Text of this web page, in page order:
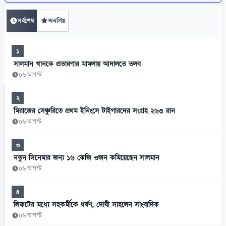
সর্বশেষ জনপ্রিয়
১
সালমান খানকে প্রতারণার মামলায় আদালতে তলব
০৬ আগস্ট
২
মিরাজের সেঞ্চুরিতে প্রথম ইনিংসে টাইগারদের সংগ্রহ ২৬৩ রান
০৬ আগস্ট
৩
নতুন সিনেমার জন্য ১৬ কেজি ওজন কমিয়েছেন সালমান
০৬ আগস্ট
৪
লিফটের মধ্যে সহকর্মীকে ধর্ষণ, দোষী সাহলেন সাংবাদিক
০৬ আগস্ট